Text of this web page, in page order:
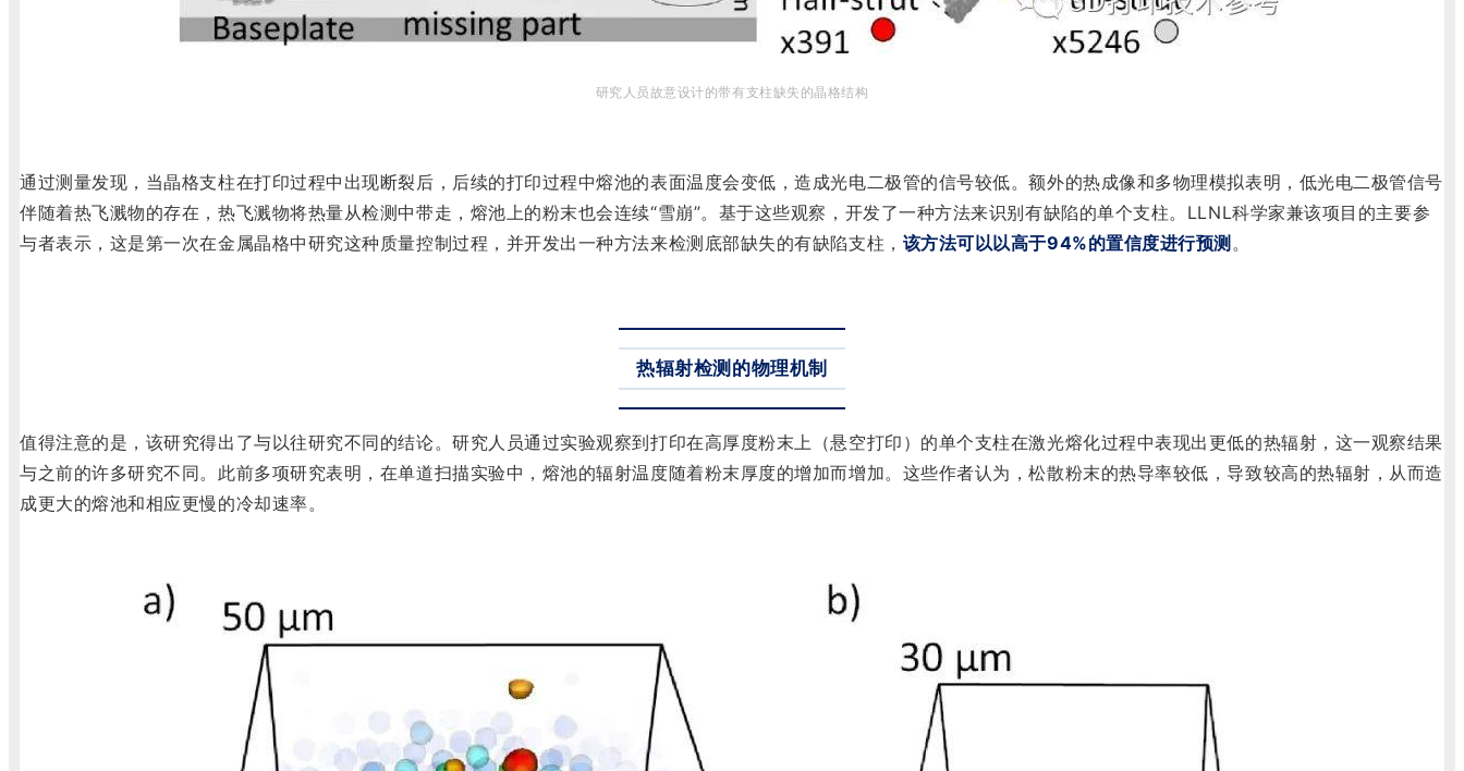
研究人员故意设计的带有支柱缺失的晶格结构
通过测量发现，当晶格支柱在打印过程中出现断裂后，后续的打印过程中熔池的表面温度会变低，造成光电二极管的信号较低。额外的热成像和多物理模拟表明，低光电二极管信号
伴随着热飞溅物的存在，热飞溅物将热量从检测中带走，熔池上的粉末也会连续“雪崩”。基于这些观察，开发了一种方法来识别有缺陷的单个支柱。LLNL科学家兼该项目的主要参
与者表示，这是第一次在金属晶格中研究这种质量控制过程，并开发出一种方法来检测底部缺失的有缺陷支柱， 该方法可以以高于94%的置信度进行预测 。
热辐射检测的物理机制
值得注意的是，该研究得出了与以往研究不同的结论。研究人员通过实验观察到打印在高厚度粉末上（悬空打印）的单个支柱在激光熔化过程中表现出更低的热辐射，这一观察结果
与之前的许多研究不同。此前多项研究表明，在单道扫描实验中，熔池的辐射温度随着粉末厚度的增加而增加。这些作者认为，松散粉末的热导率较低，导致较高的热辐射，从而造
成更大的熔池和相应更慢的冷却速率。